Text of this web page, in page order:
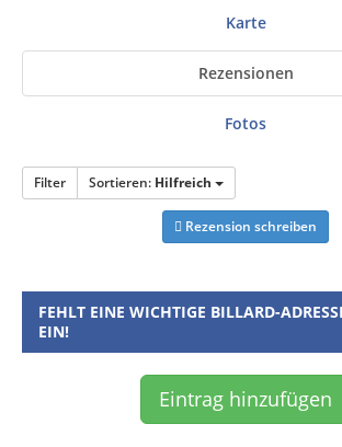
Karte
Rezensionen
Fotos
Filter Sortieren: Hilfreich
Rezension schreiben
FEHLT EINE WICHTIGE BILLARD-
EIN!
Eintrag hinzufügen